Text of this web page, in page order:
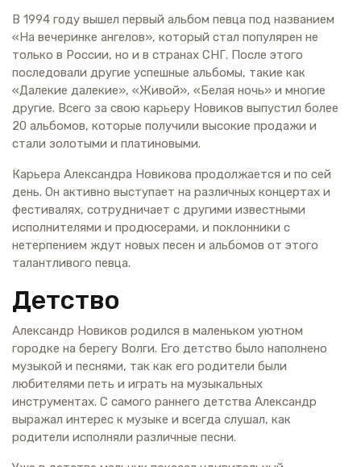
В 1994 году вышел первый альбом певца под названием
«На вечеринке ангелов», который стал популярен не
только в России, но и в странах СНГ. После этого
последовали другие успешные альбомы, такие как
«Далекие далекие», «Живой», «Белая ночь» и многие
другие. Всего за свою карьеру Новиков выпустил более
20 альбомов, которые получили высокие продажи и
стали золотыми и платиновыми.
Карьера Александра Новикова продолжается и по сей
день. Он активно выступает на различных концертах и
фестивалях, сотрудничает с другими известными
исполнителями и продюсерами, и поклонники с
нетерпением ждут новых песен и альбомов от этого
талантливого певца.
Детство
Александр Новиков родился в маленьком уютном
городке на берегу Волги. Его детство было наполнено
музыкой и песнями, так как его родители были
любителями петь и играть на музыкальных
инструментах. С самого раннего детства Александр
выражал интерес к музыке и всегда слушал, как
родители исполняли различные песни.